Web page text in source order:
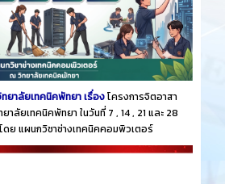
ยาลัยเทคนิคพัทยา เรื่องโครงการจิตอาสา
ลัยเทคนิคพัทยา ในวันที่ 7 , 14 , 21 และ 28
ดย แผนกวิชาช่างเทคนิคคอมพิวเตอร์